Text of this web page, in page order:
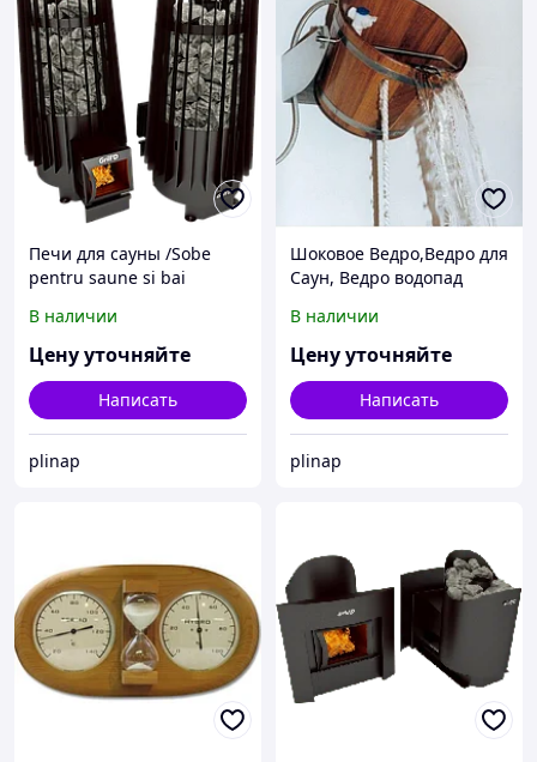
Печи для сауны /Sobe
pentru saune si bai
В наличии
Цену уточняйте
Написать
plinap
Шоковое Ведро,Ведро для
Саун, Ведро водопад
В наличии
Цену уточняйте
Написать
plinap